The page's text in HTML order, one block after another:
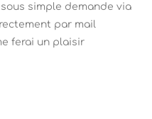
simple demande via
par mail
ferai un plaisir